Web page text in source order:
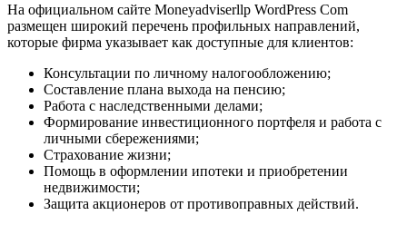
На официальном сайте Moneyadviserllp WordPress Com
размещен широкий перечень профильных направлений,
которые фирма указывает как доступные для клиентов:
Консультации по личному налогообложению;
Составление плана выхода на пенсию;
Работа с наследственными делами;
Формирование инвестиционного портфеля и работа с
личными сбережениями;
Страхование жизни;
Помощь в оформлении ипотеки и приобретении
недвижимости;
Защита акционеров от противоправных действий.